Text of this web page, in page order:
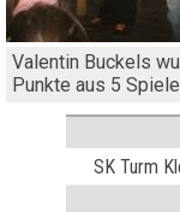
Valentin Buckels
Punkte aus 5
SK Turm